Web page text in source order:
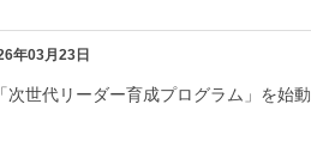
年03月23日
次世代リーダー育成プログラム」を始動